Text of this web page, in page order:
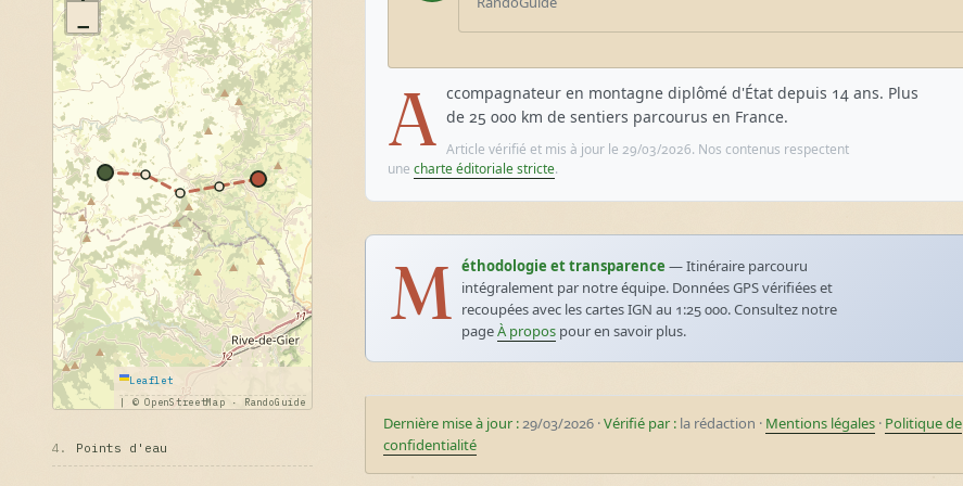
−
Leaflet
|
© OpenStreetMap · RandoGuide
4. Points d'eau
A ccompagnateur en montagne diplômé d'État depuis 14 ans. Plus
de 25 000 km de sentiers parcourus en France.
Article vérifié et mis à jour le 29/03/2026. Nos contenus respectent
une charte éditoriale stricte.
M éthodologie et transparence — Itinéraire parcouru
intégralement par notre équipe. Données GPS vérifiées et
recoupées avec les cartes IGN au 1:25 000. Consultez notre
pageÀ propos pour en savoir plus.
Dernière mise à jour :29/03/2026 ·Vérifié par : la rédaction · Mentions légales · Politique de
confidentialité